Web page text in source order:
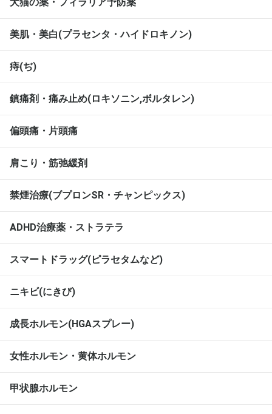
美肌・美白(プラセンタ・ハイドロキノン)
痔(ぢ)
鎮痛剤・痛み止め(ロキソニン,ボルタレン)
偏頭痛・片頭痛
肩こり・筋弛緩剤
禁煙治療(ブプロンSR・チャンピックス)
ADHD治療薬・ストラテラ
スマートドラッグ(ピラセタムなど)
ニキビ(にきび)
成長ホルモン(HGAスプレー)
女性ホルモン・黄体ホルモン
甲状腺ホルモン